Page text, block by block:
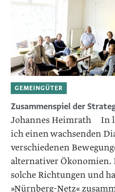
GEMEINGÜTER
Zusammenspiel der
Johannes Heimrath In
ich einen wachsenden
verschiedenen
alternativer Ökonomien.
solche Richtungen und
»Nürnberg-Netz«